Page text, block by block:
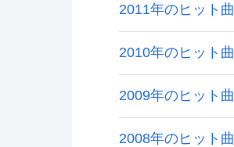
2011年のヒット曲
2010年のヒット曲
2009年のヒット曲
2008年のヒット曲